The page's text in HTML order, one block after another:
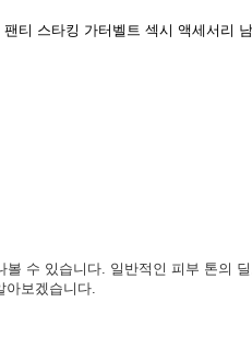
팬티 스타킹 가터벨트 섹시 액세서리
수 있습니다. 일반적인 피부 톤의
아보겠습니다.